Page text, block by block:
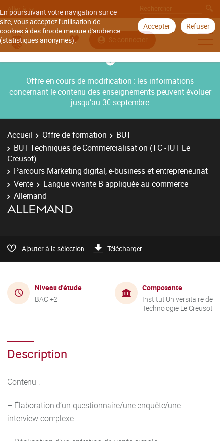
En poursuivant votre navigation sur ce
site, vous acceptez l'utilisation de
cookies à des fins de mesure d'audience
(statistiques anonymes).
Accepter Refuser
Aller à
Se connecter
Offre en cours de modification : les informations
concernant le contenu des enseignements peuvent évoluer
jusqu’au 30 septembre
Accueil Offre de formation
BUT
BUT Techniques de Commercialisation (TC - IUT Le
Creusot)
Parcours Marketing digital, e-business et entrepreneuriat
Vente
Langue vivante B appliquée au commerce
Allemand
ALLEMAND
Ajouter à la sélection Télécharger
Niveau d'étude
BAC +2
Composante
Institut Universitaire de
Technologie Le Creusot
Description
Contenu :
– Élaboration d’un questionnaire/une enquête/une
interview complexe